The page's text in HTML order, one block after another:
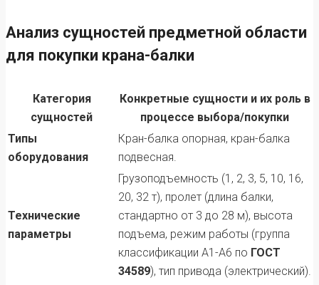
Анализ сущностей предметной области
для покупки крана-балки
Категория
сущностей
Конкретные сущности и их роль в
процессе выбора/покупки
Типы
оборудования
Кран-балка опорная, кран-балка
подвесная.
Технические
параметры
Грузоподъемность (1, 2, 3, 5, 10, 16,
20, 32 т), пролет (длина балки,
стандартно от 3 до 28 м), высота
подъема, режим работы (группа
классификации А1-А6 по ГОСТ
34589), тип привода (электрический).